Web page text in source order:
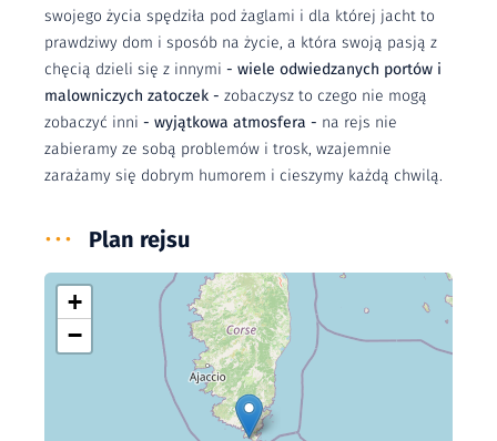
swojego życia spędziła pod żaglami i dla której jacht to
prawdziwy dom i sposób na życie, a która swoją pasją z
chęcią dzieli się z innymi - wiele odwiedzanych portów i
malowniczych zatoczek - zobaczysz to czego nie mogą
zobaczyć inni - wyjątkowa atmosfera - na rejs nie
zabieramy ze sobą problemów i trosk, wzajemnie
zarażamy się dobrym humorem i cieszymy każdą chwilą.
••• Plan rejsu
+
−